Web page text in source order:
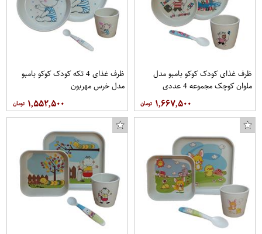
ظرف غذای کودک کوکو بامبو مدل
ملوان کوچک مجموعه 4 عددی
۱,۶۶۷,۵۰۰
ظرف غذای 4 تکه کودک کوکو بامبو
مدل خرس مهربون
۱,۵۵۲,۵۰۰